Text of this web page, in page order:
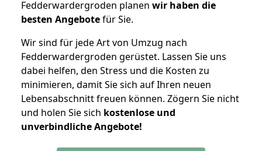
Fedderwardergroden planen wir haben die
besten Angebotefür Sie.
Wir sind für jede Art von Umzug nach
Fedderwardergroden gerüstet. Lassen Sie uns
dabei helfen, den Stress und die Kosten zu
minimieren, damit Sie sich auf Ihren neuen
Lebensabschnitt freuen können. Zögern Sie nicht
und holen Sie sich kostenlose und
unverbindliche Angebote!